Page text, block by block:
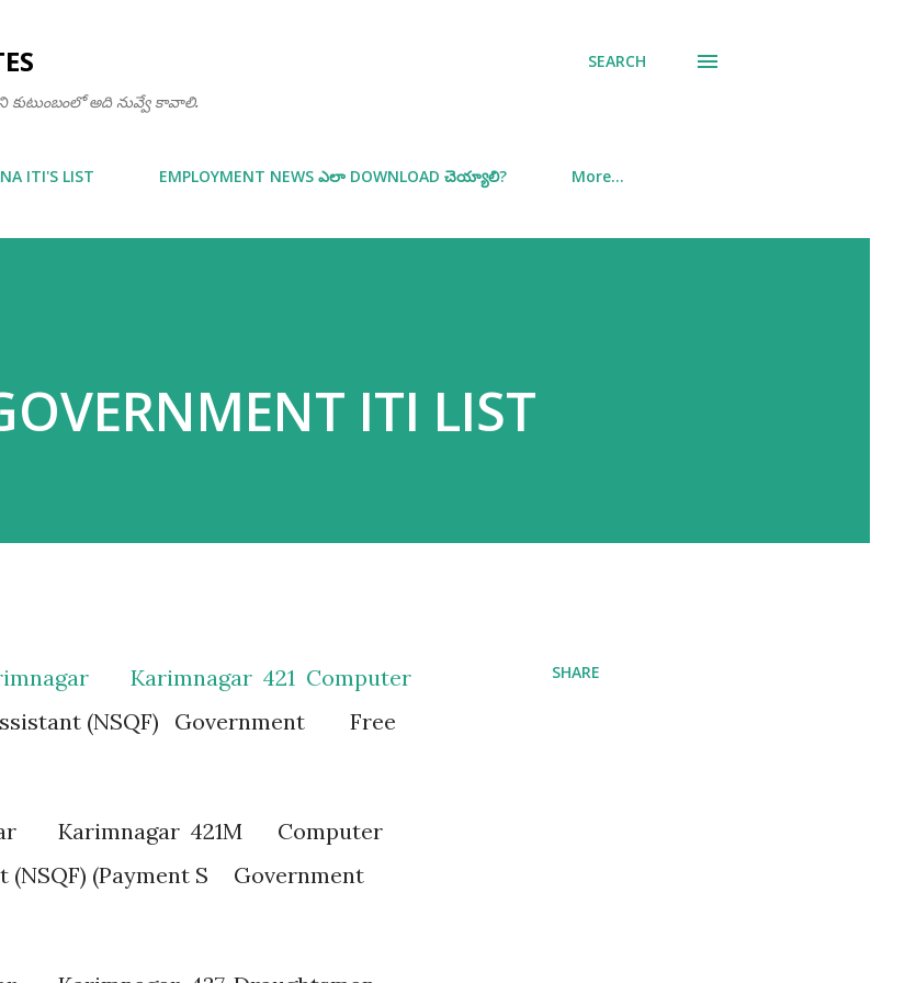
కుటుంబంలో అది నువ్వే కావాలి.
SEARCH
ITI'S LIST EMPLOYMENT NEWS ఎలా DOWNLOAD చెయ్యాలి? More…
ITI LIST
Karimnagar 421 Computer
(NSQF)
Government
Free
Karimnagar 421M
Computer
(Payment S
Government
SHARE